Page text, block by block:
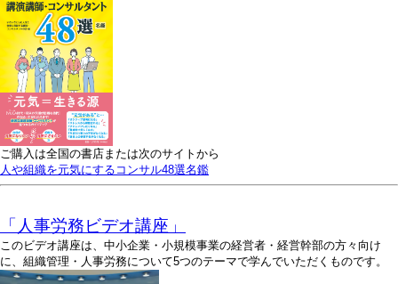
ご購入は全国の書店または次のサイトから
人や組織を元気にするコンサル48選名鑑
「人事労務ビデオ講座」
このビデオ講座は、中小企業・小規模事業の経営者・経営幹部の方々向け
に、組織管理・人事労務について5つのテーマで学んでいただくものです。